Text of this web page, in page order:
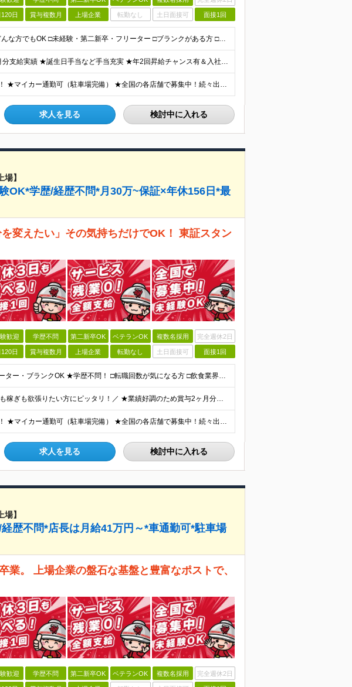
日 賞与複数月 上場企業 転勤なし 土日面接可 面接1回
★未経験OK★学歴不問★どんな方でもOK □未経験・第二新卒・フリーター □ブランクがある方 □転職回数が気になる方 □飲食業界にチャレンジしたい方 「やってみたい」という気持ちがあれば、皆さん大
★業績好調のため賞与2ヶ月分支給実績 ★誕生日手当など手当充実 ★年2回昇給チャンス有＆入社1年で店長昇格可 ★残業代全額支給（1分単位で支給） 【週休3日制の場合】 月給25万8,960円以上（固
★勤務は希望を考慮します！ ★マイカー通勤可（駐車場完備） ★全国の各店舗で募集中！続々出店予定！ ～国内300店舗、47都道府県への展開を目標に出店中！～ ▼積極採用地域▼ ・中部（富山、石川、
求人を見る 検討中に入れる
】
OK*学歴/経歴不問*月30万~保証×年休156日*最
変えたい」その気持ちだけでOK！ 東証スタン
歓迎 学歴不問 第二新卒OK ベテランOK 複数名採用 完全週休2日
日 賞与複数月 上場企業 転勤なし 土日面接可 面接1回
★未経験・第二新卒・フリーター・ブランクOK ★学歴不問！ □転職回数が気になる方 □飲食業界にチャレンジしたい方 「やってみたい」という気持ちがあれば、皆さん大歓迎です♪ ◎こんな方が活躍して
＼想定月収30万円！お休みも稼ぎも欲張りたい方にピッタリ！／ ★業績好調のため賞与2ヶ月分支給実績 ★誕生日手当など手当充実 ★年2回昇給チャンス有 ★残業代全額支給（1分単位で支給） 月給25万
★勤務は希望を考慮します！ ★マイカー通勤可（駐車場完備） ★全国の各店舗で募集中！続々出店予定！ ～国内300店舗、47都道府県への展開を目標に出店中！～ ▼積極採用地域▼ ・中部（富山、石川、
求人を見る 検討中に入れる
】
歴不問*店長は月給41万円～*車通勤可*駐車場
業。 上場企業の盤石な基盤と豊富なポストで、
歓迎 学歴不問 第二新卒OK ベテランOK 複数名採用 完全週休2日